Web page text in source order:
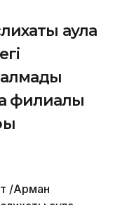
аула
филиалы
/Арман